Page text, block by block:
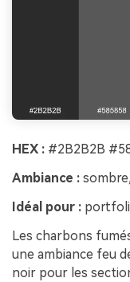
HEX : #2B2B2B
Ambiance :
Idéal pour :
Les charbons
une ambiance feu
noir pour les